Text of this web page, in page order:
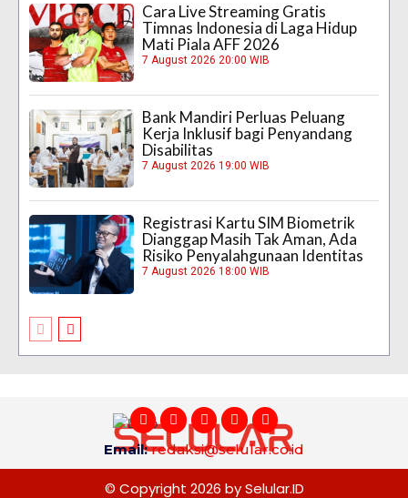
Cara Live Streaming Gratis
Timnas Indonesia di Laga Hidup
Mati Piala AFF 2026
7 August 2026 20:00 WIB
Bank Mandiri Perluas Peluang
Kerja Inklusif bagi Penyandang
Disabilitas
7 August 2026 19:00 WIB
Registrasi Kartu SIM Biometrik
Dianggap Masih Tak Aman, Ada
Risiko Penyalahgunaan Identitas
7 August 2026 18:00 WIB
Email:redaksi@selular.co.id
© Copyright 2026 by Selular.ID